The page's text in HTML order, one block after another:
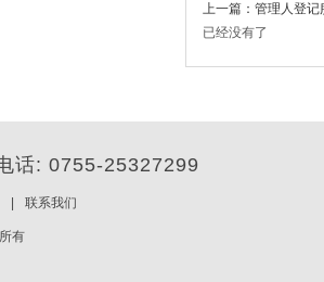
上一篇：管理人登记
已经没有了
话: 0755-25327299
联系我们
有